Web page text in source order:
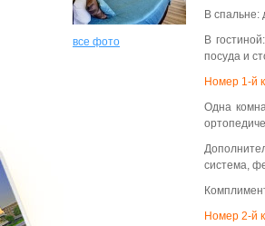
все фото
В спальне:
В
посуда и
Номер 1-й
Одна
система,
Номер 2-й